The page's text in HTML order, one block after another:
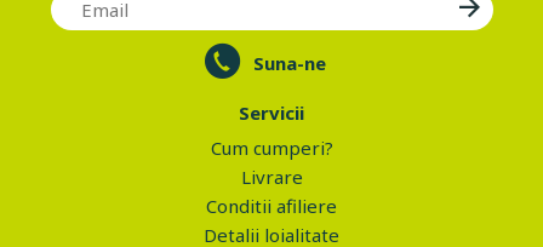
Suna-ne
Servicii
Cum cumperi?
Livrare
Conditii afiliere
Detalii loialitate